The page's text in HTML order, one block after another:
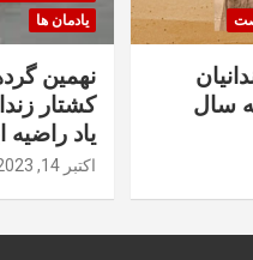
سال
یادمان ها
نهمین
کشتار
یاد راضیه
اکتبر 14, 2023